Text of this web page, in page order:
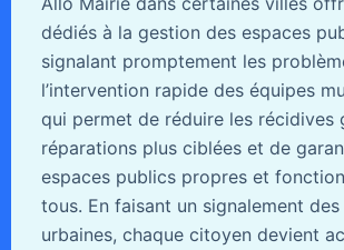
dédiés à la gestion des espaces
signalant promptement les
l’intervention rapide des équipes
qui permet de réduire les récidives
réparations plus ciblées et de
espaces publics propres et
tous. En faisant un signalement
urbaines, chaque citoyen devient